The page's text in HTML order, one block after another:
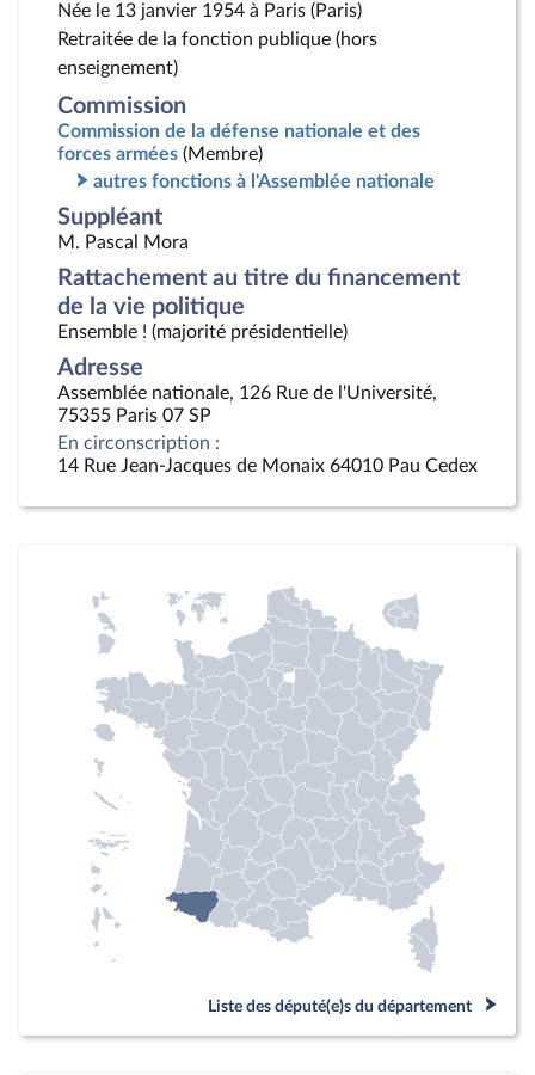
Née le 13 janvier 1954 à Paris (Paris)
Retraitée de la fonction publique (hors
enseignement)
Commission
Commission de la défense nationale et des
forces armées (Membre)
autres fonctions à l'Assemblée nationale
Suppléant
M. Pascal Mora
Rattachement au titre du financement
de la vie politique
Ensemble ! (majorité présidentielle)
Adresse
Assemblée nationale, 126 Rue de l'Université,
75355 Paris 07 SP
En circonscription :
14 Rue Jean-Jacques de Monaix 64010 Pau Cedex
Liste des député(e)s du département